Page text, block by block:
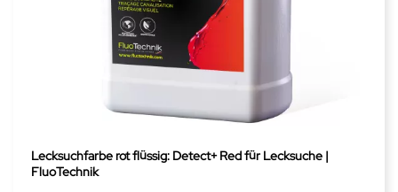
Lecksuchfarbe rot flüssig: Detect+ Red für Lecksuche |
FluoTechnik